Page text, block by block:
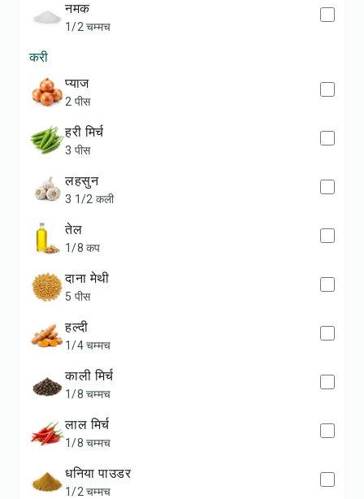
नमक
1/2 चम्मच
करी
प्याज
2 पीस
हरी मिर्च
3 पीस
लहसुन
3 1/2 कली
तेल
1/8 कप
दाना मेथी
5 पीस
हल्दी
1/4 चम्मच
काली मिर्च
1/8 चम्मच
लाल मिर्च
1/8 चम्मच
धनिया पाउडर
1/2 चम्मच